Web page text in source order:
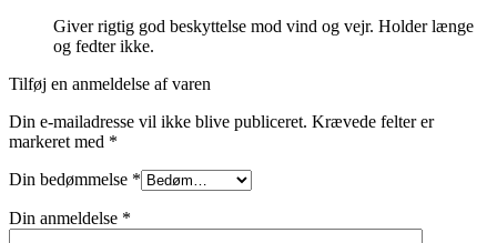
Giver rigtig god beskyttelse mod vind og vejr. Holder længe
og fedter ikke.
Tilføj en anmeldelse af varen
Din e-mailadresse vil ikke blive publiceret. Krævede felter er
markeret med *
Din bedømmelse *
Din anmeldelse *